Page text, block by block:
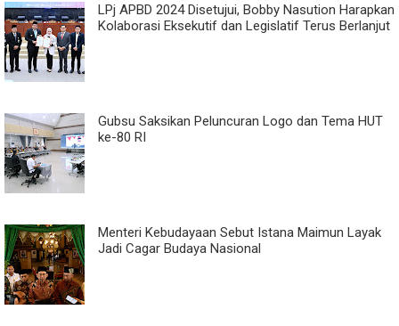
LPj APBD 2024 Disetujui, Bobby Nasution Harapkan
Kolaborasi Eksekutif dan Legislatif Terus Berlanjut
Gubsu Saksikan Peluncuran Logo dan Tema HUT
ke-80 RI
Menteri Kebudayaan Sebut Istana Maimun Layak
Jadi Cagar Budaya Nasional